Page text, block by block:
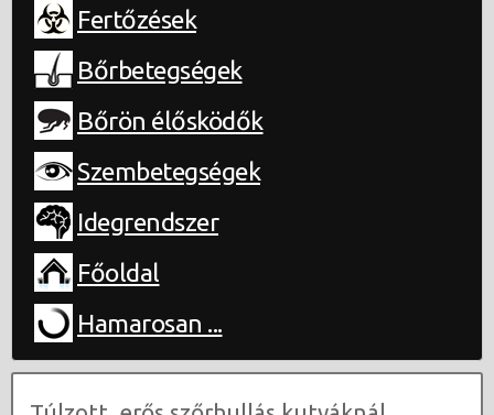
Fertőzések
Bőrbetegségek
Bőrön élősködők
Szembetegségek
Idegrendszer
Főoldal
Hamarosan ...